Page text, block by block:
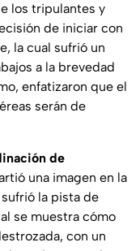
los tripulantes y
de iniciar con
la cual sufrió un
a la brevedad
enfatizaron que el
serán de
de
una imagen en la
la pista de
se muestra cómo
con un